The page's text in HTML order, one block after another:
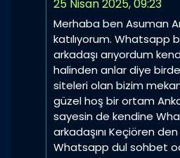
25 Nisan 2025, 09:23
Merhaba ben Asuman
katılıyorum. Whatsapp
arkadaşı arıyordum
halinden anlar diye
siteleri olan bizim
güzel hoş bir ortam
sayesin de kendine
arkadaşını Keçiören
Whatsapp dul sohbet